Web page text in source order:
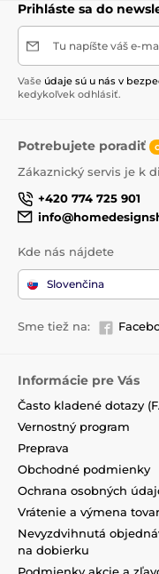
Prihláste sa do
Tu napíšte váš e-
Vaše údaje sú u nás v
kedykoľvek odhlásiť.
Potrebujete poradiť
Zákaznický servis je k
+420 774 725 901
Kde nás nájdete
Slovenčina
Sme tiež na:
Informácie pre Vás
Často kladené dotazy
Vernostný program
Preprava
Obchodné podmienky
Ochrana osobných
Vrátenie a výmena
Nevyzdvihnutá
na dobierku
Podmienky akcie a